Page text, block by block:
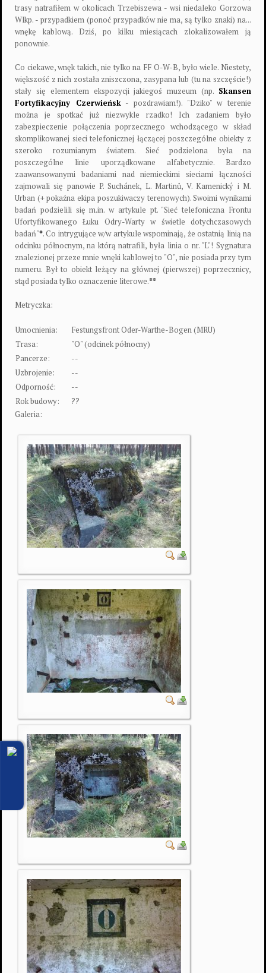
trasy natrafiłem w okolicach Trzebiszewa - wsi niedaleko Gorzowa
Wlkp. - przypadkiem (ponoć przypadków nie ma, są tylko znaki) na...
wnękę kablową. Dziś, po kilku miesiącach zlokalizowałem ją
ponownie.
Co ciekawe, wnęk takich, nie tylko na FF O-W-B, było wiele. Niestety,
większość z nich została zniszczona, zasypana lub (tu na szczęście!)
stały się elementem ekspozycji jakiegoś muzeum (np. Skansen
Fortyfikacyjny Czerwieńsk- pozdrawiam!). "Dziko" w terenie
można je spotkać już niezwykle rzadko! Ich zadaniem było
zabezpieczenie połączenia poprzecznego wchodzącego w skład
skomplikowanej sieci telefonicznej łączącej poszczególne obiekty z
szeroko rozumianym światem. Sieć podzielona była na
poszczególne linie uporządkowane alfabetycznie. Bardzo
zaawansowanymi badaniami nad niemieckimi sieciami łączności
zajmowali się panowie P. Suchánek, L. Martinů, V. Kamenický i M.
Urban (+ pokaźna ekipa poszukiwaczy terenowych). Swoimi wynikami
badań podzielili się m.in. w artykule pt. "Sieć telefoniczna Frontu
Ufortyfikowanego Łuku Odry-Warty w świetle dotychczasowych
badań"*. Co intrygujące w/w artykule wspominają, że ostatnią linią na
odcinku północnym, na którą natrafili, była linia o nr. "L"! Sygnatura
znalezionej przeze mnie wnęki kablowej to "O", nie posiada przy tym
numeru. Był to obiekt leżący na głównej (pierwszej) poprzecznicy,
stąd posiada tylko oznaczenie literowe.**
Metryczka:
Umocnienia:
Festungsfront Oder-Warthe-Bogen (MRU)
Trasa:
"O" (odcinek północny)
Pancerze:
--
Uzbrojenie:
--
Odporność:
--
Rok budowy:
??
Galeria: